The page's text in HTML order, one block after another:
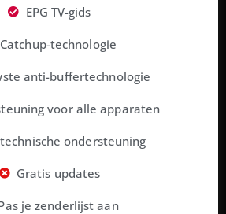
EPG TV-gids
Catchup-technologie
anti-buffertechnologie
voor alle apparaten
ondersteuning
Gratis updates
je zenderlijst aan